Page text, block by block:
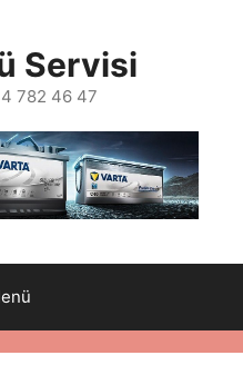
Servisi
782 46 47